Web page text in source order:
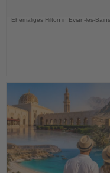
Ehemaliges Hilton in Evian-les-